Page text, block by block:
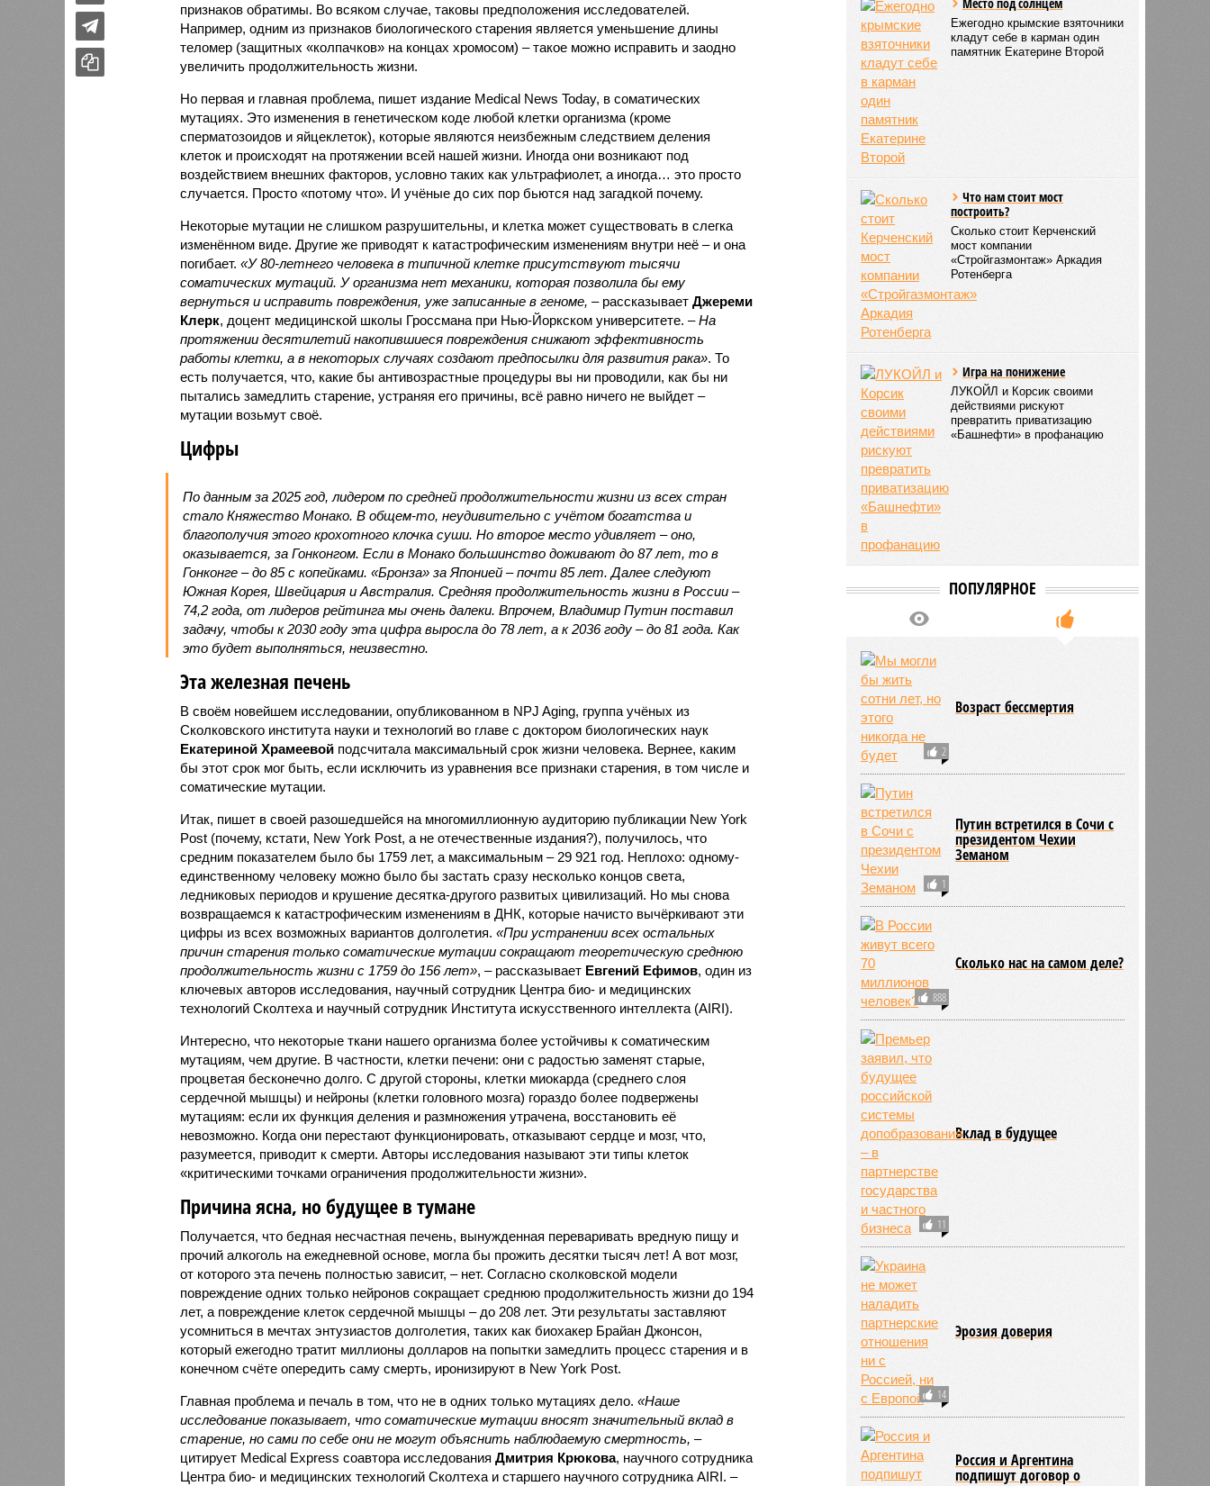
признаков обратимы. Во всяком случае, таковы предположения исследователей.
Например, одним из признаков биологического старения является уменьшение длины
теломер (защитных «колпачков» на концах хромосом) – такое можно исправить и заодно
увеличить продолжительность жизни.
Но первая и главная проблема, пишет издание Medical News Today, в соматических
мутациях. Это изменения в генетическом коде любой клетки организма (кроме
сперматозоидов и яйцеклеток), которые являются неизбежным следствием деления
клеток и происходят на протяжении всей нашей жизни. Иногда они возникают под
воздействием внешних факторов, условно таких как ультрафиолет, а иногда… это просто
случается. Просто «потому что». И учёные до сих пор бьются над загадкой почему.
Некоторые мутации не слишком разрушительны, и клетка может существовать в слегка
изменённом виде. Другие же приводят к катастрофическим изменениям внутри неё – и она
погибает. «У 80-летнего человека в типичной клетке присутствуют тысячи
соматических мутаций. У организма нет механики, которая позволила бы ему
вернуться и исправить повреждения, уже записанные в геноме, – рассказывает Джереми
Клерк, доцент медицинской школы Гроссмана при Нью-Йоркском университете. – На
протяжении десятилетий накопившиеся повреждения снижают эффективность
работы клетки, а в некоторых случаях создают предпосылки для развития рака». То
есть получается, что, какие бы антивозрастные процедуры вы ни проводили, как бы ни
пытались замедлить старение, устраняя его причины, всё равно ничего не выйдет –
мутации возьмут своё.
Цифры
По данным за 2025 год, лидером по средней продолжительности жизни из всех стран
стало Княжество Монако. В общем-то, неудивительно с учётом богатства и
благополучия этого крохотного клочка суши. Но второе место удивляет – оно,
оказывается, за Гонконгом. Если в Монако большинство доживают до 87 лет, то в
Гонконге – до 85 с копейками. «Бронза» за Японией – почти 85 лет. Далее следуют
Южная Корея, Швейцария и Австралия. Средняя продолжительность жизни в России –
74,2 года, от лидеров рейтинга мы очень далеки. Впрочем, Владимир Путин поставил
задачу, чтобы к 2030 году эта цифра выросла до 78 лет, а к 2036 году – до 81 года. Как
это будет выполняться, неизвестно.
Эта железная печень
В своём новейшем исследовании, опубликованном в NPJ Aging, группа учёных из
Сколковского института науки и технологий во главе с доктором биологических наук
Екатериной Храмеевойподсчитала максимальный срок жизни человека. Вернее, каким
бы этот срок мог быть, если исключить из уравнения все признаки старения, в том числе и
соматические мутации.
Итак, пишет в своей разошедшейся на многомиллионную аудиторию публикации New York
Post (почему, кстати, New York Post, а не отечественные издания?), получилось, что
средним показателем было бы 1759 лет, а максимальным – 29 921 год. Неплохо: одному-
единственному человеку можно было бы застать сразу несколько концов света,
ледниковых периодов и крушение десятка-другого развитых цивилизаций. Но мы снова
возвращаемся к катастрофическим изменениям в ДНК, которые начисто вычёркивают эти
цифры из всех возможных вариантов долголетия. «При устранении всех остальных
причин старения только соматические мутации сокращают теоретическую среднюю
продолжительность жизни с 1759 до 156 лет», – рассказывает Евгений Ефимов, один из
ключевых авторов исследования, научный сотрудник Центра био- и медицинских
технологий Сколтеха и научный сотрудник Института искусственного интеллекта (AIRI).
Интересно, что некоторые ткани нашего организма более устойчивы к соматическим
мутациям, чем другие. В частности, клетки печени: они с радостью заменят старые,
процветая бесконечно долго. С другой стороны, клетки миокарда (среднего слоя
сердечной мышцы) и нейроны (клетки головного мозга) гораздо более подвержены
мутациям: если их функция деления и размножения утрачена, восстановить её
невозможно. Когда они перестают функционировать, отказывают сердце и мозг, что,
разумеется, приводит к смерти. Авторы исследования называют эти типы клеток
«критическими точками ограничения продолжительности жизни».
Причина ясна, но будущее в тумане
Получается, что бедная несчастная печень, вынужденная переваривать вредную пищу и
прочий алкоголь на ежедневной основе, могла бы прожить десятки тысяч лет! А вот мозг,
от которого эта печень полностью зависит, – нет. Согласно сколковской модели
повреждение одних только нейронов сокращает среднюю продолжительность жизни до 194
лет, а повреждение клеток сердечной мышцы – до 208 лет. Эти результаты заставляют
усомниться в мечтах энтузиастов долголетия, таких как биохакер Брайан Джонсон,
который ежегодно тратит миллионы долларов на попытки замедлить процесс старения и в
конечном счёте опередить саму смерть, иронизируют в New York Post.
Главная проблема и печаль в том, что не в одних только мутациях дело. «Наше
исследование показывает, что соматические мутации вносят значительный вклад в
старение, но сами по себе они не могут объяснить наблюдаемую смертность, –
цитирует Medical Express соавтора исследования Дмитрия Крюкова, научного сотрудника
Центра био- и медицинских технологий Сколтеха и старшего научного сотрудника AIRI. –
Ежегодно крымские взяточники
кладут себе в карман один
памятник Екатерине Второй
Что нам стоит мост
построить?
Сколько стоит Керченский
мост компании
«Стройгазмонтаж» Аркадия
Ротенберга
Игра на понижение
ЛУКОЙЛ и Корсик своими
действиями рискуют
превратить приватизацию
«Башнефти» в профанацию
ПОПУЛЯРНОЕ
2
Возраст бессмертия
1
Путин встретился в Сочи с
президентом Чехии
Земаном
888
Сколько нас на самом деле?
11
Вклад в будущее
14
Эрозия доверия
Россия и Аргентина
подпишут договор о